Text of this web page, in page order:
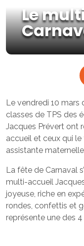
Le
Le vendredi 10 mars
classes de TPS des
Jacques Prévert ont
accueil et ceux qui
assistante
La fête de Carnaval
multi-accueil
joyeuse, riche en
rondes, confettis et
représente une des